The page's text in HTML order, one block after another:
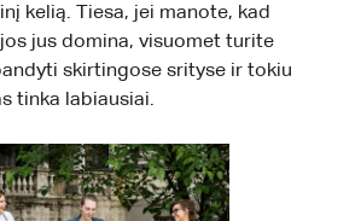
kelią. Tiesa, jei manote, kad
jus domina, visuomet turite
skirtingose srityse ir tokiu
tinka labiausiai.